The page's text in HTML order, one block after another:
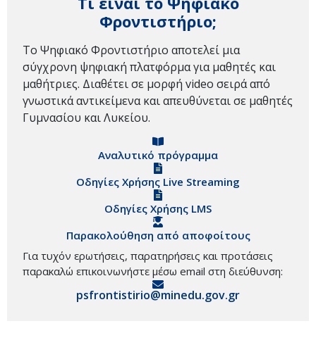
Φροντιστήριο;
Το Ψηφιακό Φροντιστήριο αποτελεί μια
σύγχρονη ψηφιακή πλατφόρμα για μαθητές και
μαθήτριες. Διαθέτει σε μορφή video σειρά από
γνωστικά αντικείμενα και απευθύνεται σε μαθητές
Γυμνασίου και Λυκείου.
Αναλυτικό πρόγραμμα
Οδηγίες Χρήσης Live Streaming
Οδηγίες Χρήσης LMS
Παρακολούθηση από αποφοίτους
Για τυχόν ερωτήσεις, παρατηρήσεις και προτάσεις
παρακαλώ επικοινωνήστε μέσω email στη διεύθυνση:
psfrontistirio@minedu.gov.gr